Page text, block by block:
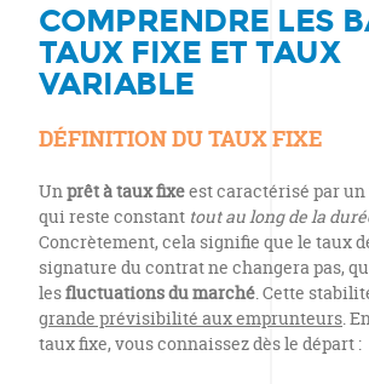
COMPRENDRE LES
TAUX FIXE ET TAUX
VARIABLE
DÉFINITION DU TAUX FIXE
Unprêt à taux fixeest caractérisé par
qui reste constant tout au long de la
Concrètement, cela signifie que le taux
signature du contrat ne changera pas,
lesfluctuations du marché. Cette
grande prévisibilité aux emprunteurs.
taux fixe, vous connaissez dès le départ :